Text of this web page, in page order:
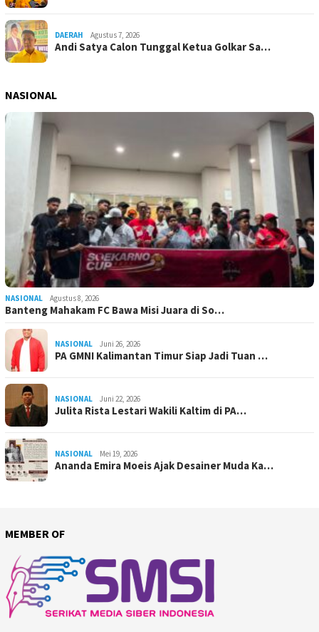
DAERAH Agustus 7, 2026
Andi Satya Calon Tunggal Ketua Golkar Sa…
NASIONAL
NASIONAL Agustus 8, 2026
Banteng Mahakam FC Bawa Misi Juara di So…
NASIONAL Juni 26, 2026
PA GMNI Kalimantan Timur Siap Jadi Tuan …
NASIONAL Juni 22, 2026
Julita Rista Lestari Wakili Kaltim di PA…
NASIONAL Mei 19, 2026
Ananda Emira Moeis Ajak Desainer Muda Ka…
MEMBER OF